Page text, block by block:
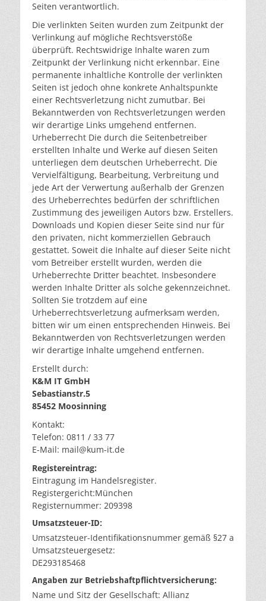
Seiten verantwortlich.
Die verlinkten Seiten wurden zum Zeitpunkt der
Verlinkung auf mögliche Rechtsverstöße
überprüft. Rechtswidrige Inhalte waren zum
Zeitpunkt der Verlinkung nicht erkennbar. Eine
permanente inhaltliche Kontrolle der verlinkten
Seiten ist jedoch ohne konkrete Anhaltspunkte
einer Rechtsverletzung nicht zumutbar. Bei
Bekanntwerden von Rechtsverletzungen werden
wir derartige Links umgehend entfernen.
Urheberrecht Die durch die Seitenbetreiber
erstellten Inhalte und Werke auf diesen Seiten
unterliegen dem deutschen Urheberrecht. Die
Vervielfältigung, Bearbeitung, Verbreitung und
jede Art der Verwertung außerhalb der Grenzen
des Urheberrechtes bedürfen der schriftlichen
Zustimmung des jeweiligen Autors bzw. Erstellers.
Downloads und Kopien dieser Seite sind nur für
den privaten, nicht kommerziellen Gebrauch
gestattet. Soweit die Inhalte auf dieser Seite nicht
vom Betreiber erstellt wurden, werden die
Urheberrechte Dritter beachtet. Insbesondere
werden Inhalte Dritter als solche gekennzeichnet.
Sollten Sie trotzdem auf eine
Urheberrechtsverletzung aufmerksam werden,
bitten wir um einen entsprechenden Hinweis. Bei
Bekanntwerden von Rechtsverletzungen werden
wir derartige Inhalte umgehend entfernen.
Erstellt durch:
K&M IT GmbH
Sebastianstr.5
85452 Moosinning
Kontakt:
Telefon: 0811 / 33 77
E-Mail: mail@kum-it.de
Registereintrag:
Eintragung im Handelsregister.
Registergericht:München
Registernummer: 209398
Umsatzsteuer-ID:
Umsatzsteuer-Identifikationsnummer gemäß §27 a
Umsatzsteuergesetz:
DE293185468
Angaben zur Betriebshaftpflichtversicherung:
Name und Sitz der Gesellschaft: Allianz